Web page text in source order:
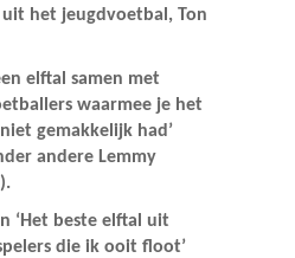
uit het jeugdvoetbal, Ton
elftal samen met
waarmee je het
gemakkelijk had’
andere Lemmy
‘Het beste elftal uit
die ik ooit floot’